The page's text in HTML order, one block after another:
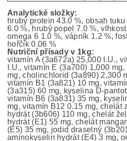
Analytické složky:
hrubý protein 43.0 %, obsah
6.0 %, hrubý popel 7.0 %,
omega 6 1.0 %, vápník 1.2 %,
hořčík 0.06 %
Nutriční přísady v 1kg:
vitamín A (3a672a) 25,000 I.U.,
I.U., vitamín E (3a700) 1,000
mg, cholinchlorid (3a890) 2,300
vitamín B1 (3a821) 10 mg,
(3a315) 60 mg, kyselina D-
vitamín B6 (3a831) 35 mg,
mg, vitamín B12 0.15 mg, chelát
hydrát (3b606) 110 mg, chelát
hydrát (E1) 55 mg, chelát
(E5) 35 mg, jodid draselný
aminokyselin hydrát (E4) 3 mg,